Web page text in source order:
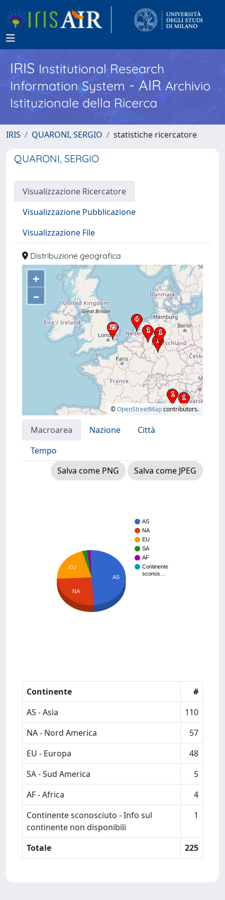
IRISInstitutional Research
Information System - AIR Archivio
Istituzionale della Ricerca
IRIS QUARONI, SERGIO statistiche ricercatore
QUARONI, SERGIO
Visualizzazione Ricercatore
Visualizzazione Pubblicazione
Visualizzazione File
Distribuzione geografica
+
–
©OpenStreetMapcontributors.
Macroarea Nazione
Città
Tempo
Salva come PNG
Salva come JPEG
AS
NA
EU
SA
AF
Continente
sconos…
AS
EU
NA
Continente
#
AS - Asia
110
NA - Nord America
57
EU - Europa
48
SA - Sud America
5
AF - Africa
4
Continente sconosciuto - Info sul
continente non disponibili
1
Totale 225